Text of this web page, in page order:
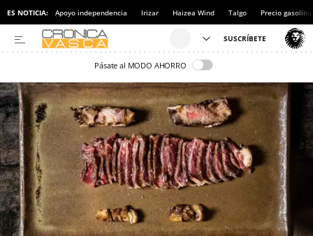
ES NOTICIA: Apoyo independencia Irizar Haizea Wind Talgo Precio gasolina
Pásate al MODO AHORRO